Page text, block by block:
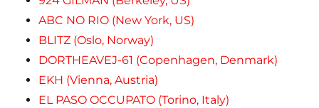
ABC NO RIO (New York, US)
BLITZ (Oslo, Norway)
DORTHEAVEJ-61 (Copenhagen, Denmark)
EKH (Vienna, Austria)
EL PASO OCCUPATO (Torino, Italy)